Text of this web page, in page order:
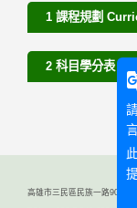
1 課程規劃
2 科目學分表
高雄市三民區民族一路900號